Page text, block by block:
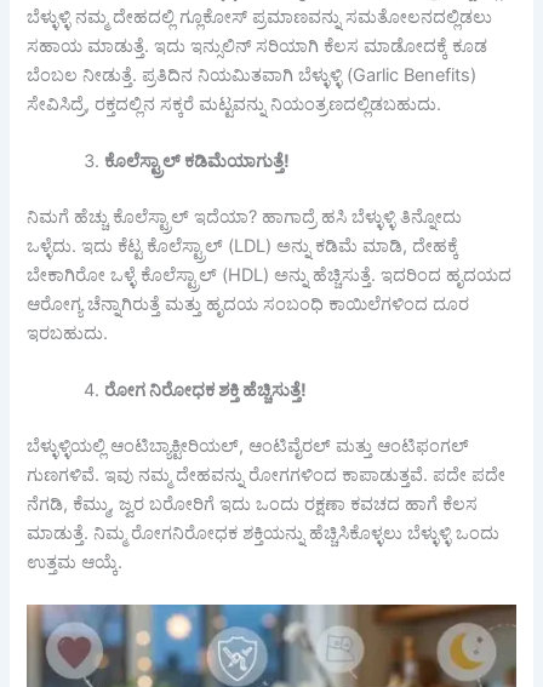
ಬೆಳ್ಳುಳ್ಳಿ ನಮ್ಮ ದೇಹದಲ್ಲಿ ಗ್ಲೂಕೋಸ್ ಪ್ರಮಾಣವನ್ನು ಸಮತೋಲನದಲ್ಲಿಡಲು
ಸಹಾಯ ಮಾಡುತ್ತೆ. ಇದು ಇನ್ಸುಲಿನ್ ಸರಿಯಾಗಿ ಕೆಲಸ ಮಾಡೋದಕ್ಕೆ ಕೂಡ
ಬೆಂಬಲ ನೀಡುತ್ತೆ. ಪ್ರತಿದಿನ ನಿಯಮಿತವಾಗಿ ಬೆಳ್ಳುಳ್ಳಿ (Garlic Benefits)
ಸೇವಿಸಿದ್ರೆ, ರಕ್ತದಲ್ಲಿನ ಸಕ್ಕರೆ ಮಟ್ಟವನ್ನು ನಿಯಂತ್ರಣದಲ್ಲಿಡಬಹುದು.
ಕೊಲೆಸ್ಟ್ರಾಲ್ ಕಡಿಮೆಯಾಗುತ್ತೆ!
ನಿಮಗೆ ಹೆಚ್ಚು ಕೊಲೆಸ್ಟ್ರಾಲ್ ಇದೆಯಾ? ಹಾಗಾದ್ರೆ ಹಸಿ ಬೆಳ್ಳುಳ್ಳಿ ತಿನ್ನೋದು
ಒಳ್ಳೆದು. ಇದು ಕೆಟ್ಟ ಕೊಲೆಸ್ಟ್ರಾಲ್ (LDL) ಅನ್ನು ಕಡಿಮೆ ಮಾಡಿ, ದೇಹಕ್ಕೆ
ಬೇಕಾಗಿರೋ ಒಳ್ಳೆ ಕೊಲೆಸ್ಟ್ರಾಲ್ (HDL) ಅನ್ನು ಹೆಚ್ಚಿಸುತ್ತೆ. ಇದರಿಂದ ಹೃದಯದ
ಆರೋಗ್ಯ ಚೆನ್ನಾಗಿರುತ್ತೆ ಮತ್ತು ಹೃದಯ ಸಂಬಂಧಿ ಕಾಯಿಲೆಗಳಿಂದ ದೂರ
ಇರಬಹುದು.
ರೋಗ ನಿರೋಧಕ ಶಕ್ತಿ ಹೆಚ್ಚಿಸುತ್ತೆ!
ಬೆಳ್ಳುಳ್ಳಿಯಲ್ಲಿ ಆಂಟಿಬ್ಯಾಕ್ಟೀರಿಯಲ್, ಆಂಟಿವೈರಲ್ ಮತ್ತು ಆಂಟಿಫಂಗಲ್
ಗುಣಗಳಿವೆ. ಇವು ನಮ್ಮ ದೇಹವನ್ನು ರೋಗಗಳಿಂದ ಕಾಪಾಡುತ್ತವೆ. ಪದೇ ಪದೇ
ನೆಗಡಿ, ಕೆಮ್ಮು, ಜ್ವರ ಬರೋರಿಗೆ ಇದು ಒಂದು ರಕ್ಷಣಾ ಕವಚದ ಹಾಗೆ ಕೆಲಸ
ಮಾಡುತ್ತೆ. ನಿಮ್ಮ ರೋಗನಿರೋಧಕ ಶಕ್ತಿಯನ್ನು ಹೆಚ್ಚಿಸಿಕೊಳ್ಳಲು ಬೆಳ್ಳುಳ್ಳಿ ಒಂದು
ಉತ್ತಮ ಆಯ್ಕೆ.